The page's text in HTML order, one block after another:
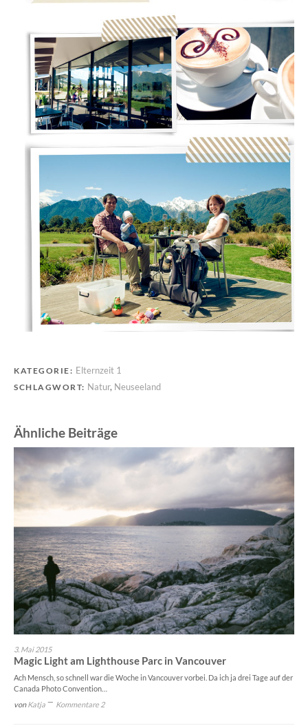
KATEGORIE: Elternzeit 1
SCHLAGWORT: Natur, Neuseeland
Ähnliche Beiträge
3. Mai 2015
Magic Light am Lighthouse Parc in Vancouver
Ach Mensch, so schnell war die Woche in Vancouver vorbei. Da ich ja drei Tage auf der
Canada Photo Convention…
vonKatja Kommentare 2